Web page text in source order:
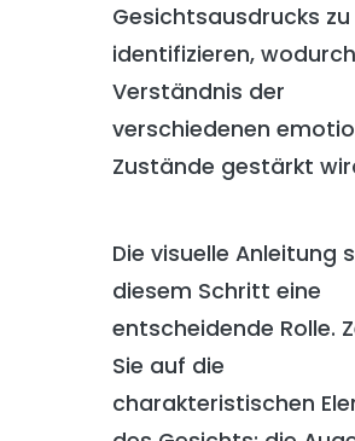
Gesichtsausdrucks zu
identifizieren,
Verständnis der
verschiedenen
Zustände gestärkt
Die visuelle Anleitung
diesem Schritt eine
entscheidende Rolle.
Sie auf die
charakteristischen